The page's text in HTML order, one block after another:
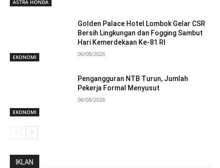
ASTRA HONDA
EKONOMI
Golden Palace Hotel Lombok Gelar CSR
Bersih Lingkungan dan Fogging Sambut
Hari Kemerdekaan Ke-81 RI
06/08/2026
EKONOMI
Pengangguran NTB Turun, Jumlah
Pekerja Formal Menyusut
06/08/2026
IKLAN